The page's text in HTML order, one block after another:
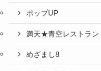
ポップUP
満天★青空レストラン
めざまし8